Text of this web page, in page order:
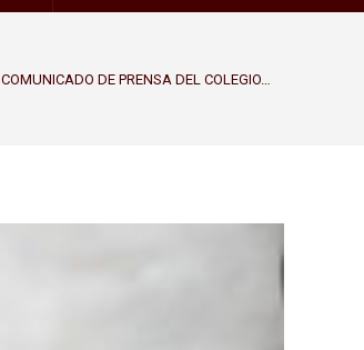
COMUNICADO DE PRENSA DEL COLEGIO…